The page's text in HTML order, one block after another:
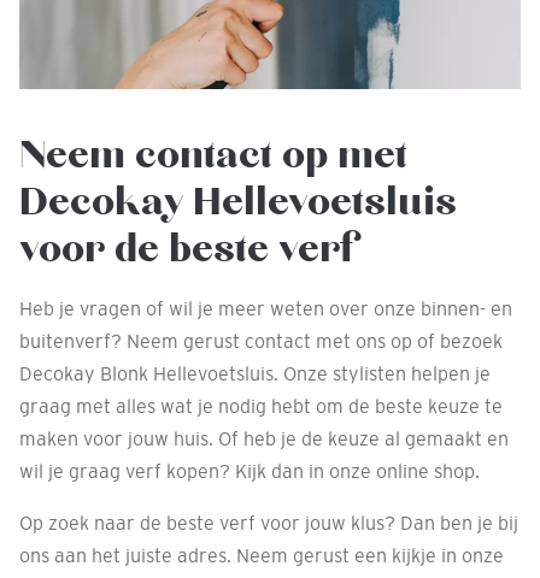
Neem contact op met
Decokay Hellevoetsluis
voor de beste verf
Heb je vragen of wil je meer weten over onze binnen- en
buitenverf? Neem gerust contact met ons op of bezoek
Decokay Blonk Hellevoetsluis. Onze stylisten helpen je
graag met alles wat je nodig hebt om de beste keuze te
maken voor jouw huis. Of heb je de keuze al gemaakt en
wil je graag verf kopen? Kijk dan in onze online shop.
Op zoek naar de beste verf voor jouw klus? Dan ben je bij
ons aan het juiste adres. Neem gerust een kijkje in onze